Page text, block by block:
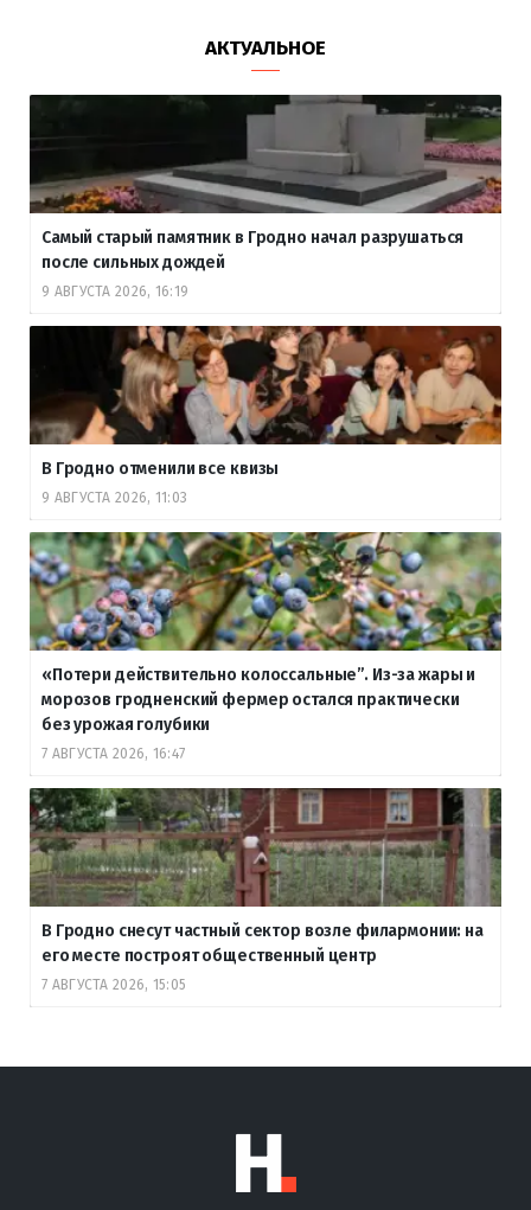
АКТУАЛЬНОЕ
Самый старый памятник в Гродно начал разрушаться
после сильных дождей
9 АВГУСТА 2026, 16:19
В Гродно отменили все квизы
9 АВГУСТА 2026, 11:03
«Потери действительно колоссальные”. Из-за жары и
морозов гродненский фермер остался практически
без урожая голубики
7 АВГУСТА 2026, 16:47
В Гродно снесут частный сектор возле филармонии: на
его месте построят общественный центр
7 АВГУСТА 2026, 15:05